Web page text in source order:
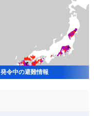
発令中の避難情報